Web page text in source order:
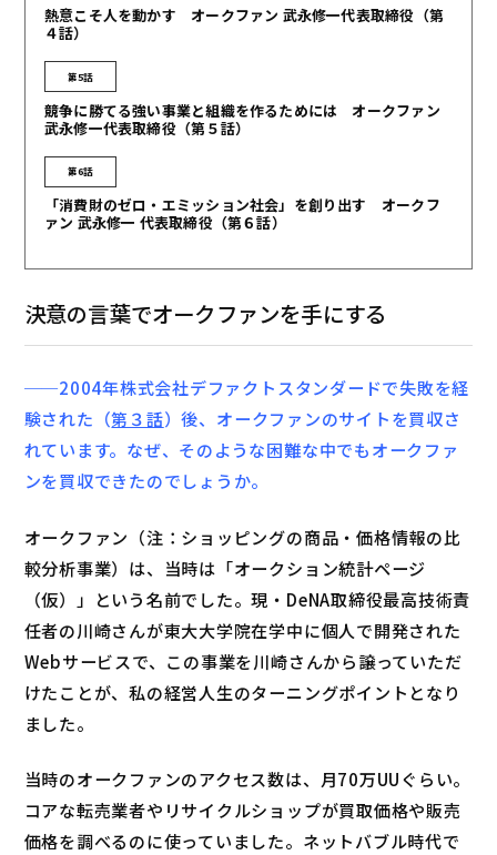
熱意こそ人を動かす オークファン 武永修一代表取締役（第
４話）
第5話
競争に勝てる強い事業と組織を作るためには オークファン
武永修一代表取締役（第５話）
第6話
「消費財のゼロ・エミッション社会」を創り出す オークフ
ァン 武永修一 代表取締役（第６話）
決意の言葉でオークファンを手にする
──2004年株式会社デファクトスタンダードで失敗を経
験された（第３話）後、オークファンのサイトを買収さ
れています。なぜ、そのような困難な中でもオークファ
ンを買収できたのでしょうか。
オークファン（注：ショッピングの商品・価格情報の比
較分析事業）は、当時は「オークション統計ページ
（仮）」という名前でした。現・DeNA取締役最高技術責
任者の川崎さんが東大大学院在学中に個人で開発された
Webサービスで、この事業を川崎さんから譲っていただ
けたことが、私の経営人生のターニングポイントとなり
ました。
当時のオークファンのアクセス数は、月70万UUぐらい。
コアな転売業者やリサイクルショップが買取価格や販売
価格を調べるのに使っていました。ネットバブル時代で